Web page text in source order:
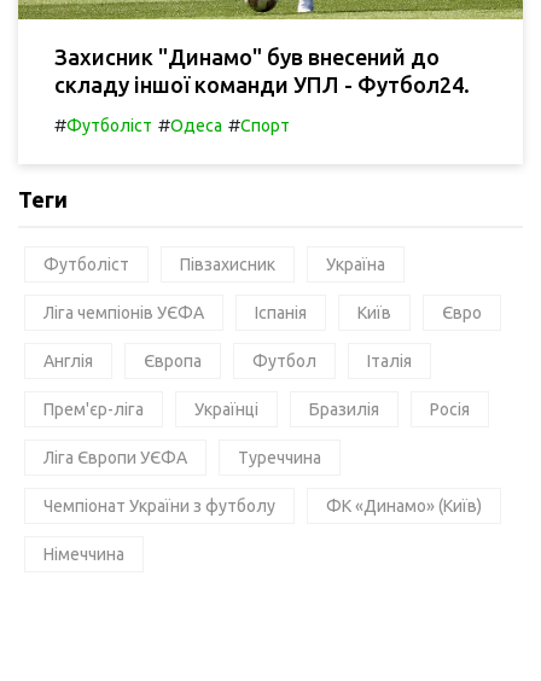
Захисник "Динамо" був внесений до
складу іншої команди УПЛ - Футбол24.
#Футболіст #Одеса #Спорт
Теги
Футболіст Півзахисник Україна
Ліга чемпіонів УЄФА Іспанія Київ Євро
Англія Європа Футбол Італія
Прем'єр-ліга Українці Бразилія Росія
Ліга Європи УЄФА Туреччина
Чемпіонат України з футболу ФК «Динамо» (Київ)
Німеччина